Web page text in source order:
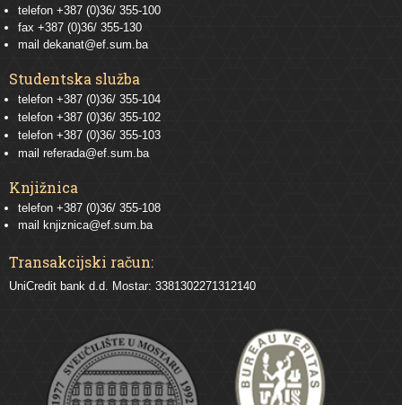
telefon +387 (0)36/ 355-100
fax +387 (0)36/ 355-130
mail dekanat@ef.sum.ba
Studentska služba
telefon +387 (0)36/ 355-104
telefon +387 (0)36/ 355-102
telefon +387 (0)36/ 355-103
mail referada@ef.sum.ba
Knjižnica
telefon +387 (0)36/ 355-108
mail
knjiznica@ef.sum.ba
Transakcijski račun:
UniCredit bank d.d. Mostar: 3381302271312140